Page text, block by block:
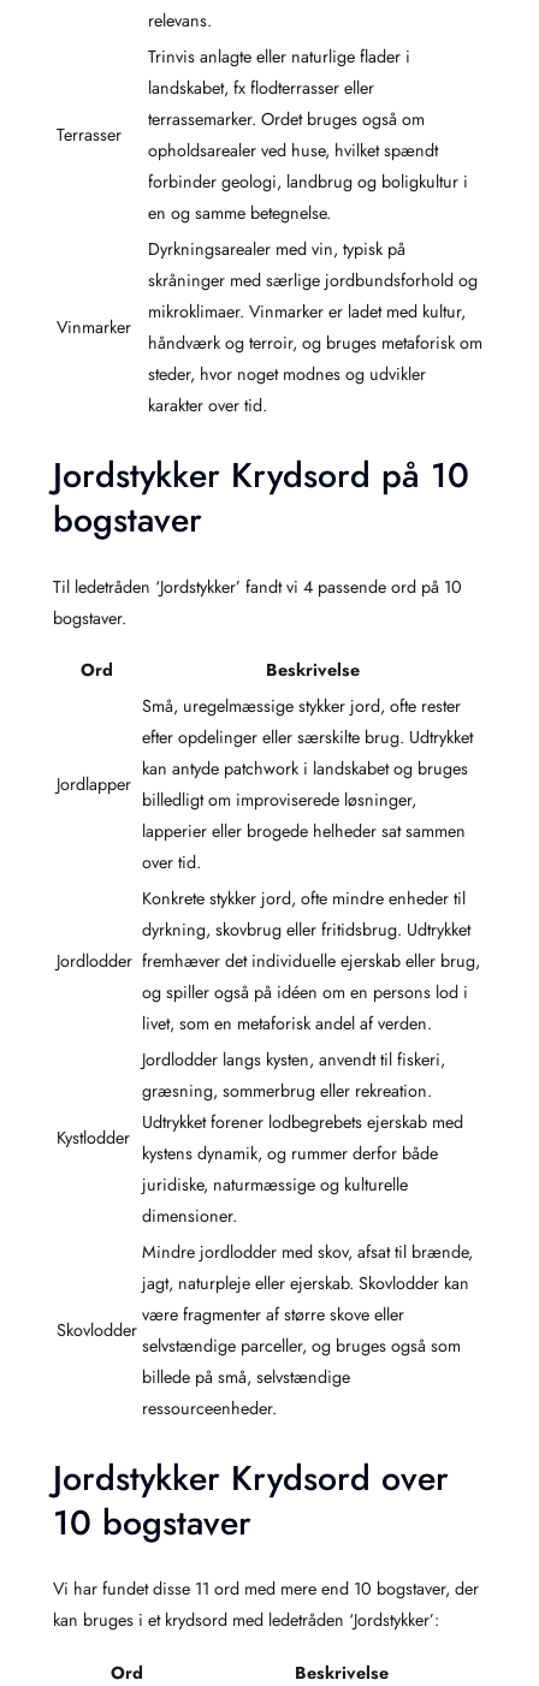
relevans.
Terrasser
Trinvis anlagte eller naturlige flader i
landskabet, fx flodterrasser eller
terrassemarker. Ordet bruges også om
opholdsarealer ved huse, hvilket spændt
forbinder geologi, landbrug og boligkultur i
en og samme betegnelse.
Vinmarker
Dyrkningsarealer med vin, typisk på
skråninger med særlige jordbundsforhold og
mikroklimaer. Vinmarker er ladet med kultur,
håndværk og terroir, og bruges metaforisk om
steder, hvor noget modnes og udvikler
karakter over tid.
Jordstykker Krydsord på 10
bogstaver
Til ledetråden ‘Jordstykker’ fandt vi 4 passende ord på 10
bogstaver.
Ord Beskrivelse
Jordlapper
Små, uregelmæssige stykker jord, ofte rester
efter opdelinger eller særskilte brug. Udtrykket
kan antyde patchwork i landskabet og bruges
billedligt om improviserede løsninger,
lapperier eller brogede helheder sat sammen
over tid.
Jordlodder
Konkrete stykker jord, ofte mindre enheder til
dyrkning, skovbrug eller fritidsbrug. Udtrykket
fremhæver det individuelle ejerskab eller brug,
og spiller også på idéen om en persons lod i
livet, som en metaforisk andel af verden.
Kystlodder
Jordlodder langs kysten, anvendt til fiskeri,
græsning, sommerbrug eller rekreation.
Udtrykket forener lodbegrebets ejerskab med
kystens dynamik, og rummer derfor både
juridiske, naturmæssige og kulturelle
dimensioner.
Skovlodder
Mindre jordlodder med skov, afsat til brænde,
jagt, naturpleje eller ejerskab. Skovlodder kan
være fragmenter af større skove eller
selvstændige parceller, og bruges også som
billede på små, selvstændige
ressourceenheder.
Jordstykker Krydsord over
10 bogstaver
Vi har fundet disse 11 ord med mere end 10 bogstaver, der
kan bruges i et krydsord med ledetråden ‘Jordstykker’:
Ord Beskrivelse